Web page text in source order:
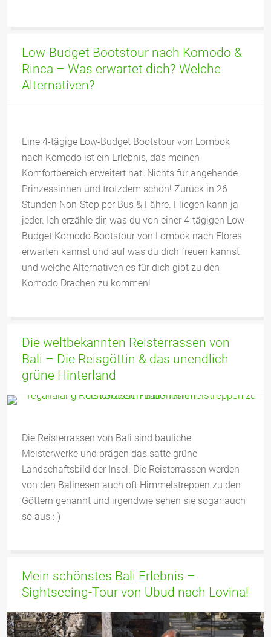
Low-Budget Bootstour nach Komodo &
Rinca – Was erwartet dich? Welche
Alternativen?
Eine 4-tägige Low-Budget Bootstour von Lombok
nach Komodo ist ein Erlebnis, das meinen
Komfortbereich erweitert hat. Nichts für angehende
Prinzessinnen und trotzdem schön! Zurück in 26
Stunden Non-Stop per Bus & Fähre. Fliegen kann ja
jeder. Ich erzähle dir, was du von einer 4-tägigen Low-
Budget Komodo Bootstour von Lombok nach Flores
erwarten kannst und auf was du dich freuen kannst
und welche Alternativen es für dich gibt zu den
Komodo Drachen zu kommen!
Die weltbekannten Reisterrassen von
Bali – Die Reisgöttin & das unendlich
grüne Hinterland
Die Reisterrassen von Bali sind bauliche
Meisterwerke und prägen das satte grüne
Landschaftsbild der Insel. Die Reisterrassen werden
von den Balinesen auch oft Himmelstreppen zu den
Göttern genannt und irgendwie sehen sie sogar auch
so aus :-)
Mein schönstes Bali Erlebnis –
Sightseeing-Tour von Ubud nach Lovina!